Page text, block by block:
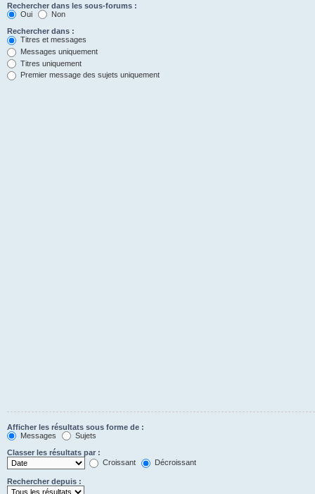
Rechercher dans les sous-forums :
Oui
Non
Rechercher dans :
Titres et messages
Messages uniquement
Titres uniquement
Premier message des sujets uniquement
Afficher les résultats sous forme de :
Messages
Sujets
Classer les résultats par :
Croissant
Décroissant
Rechercher depuis :